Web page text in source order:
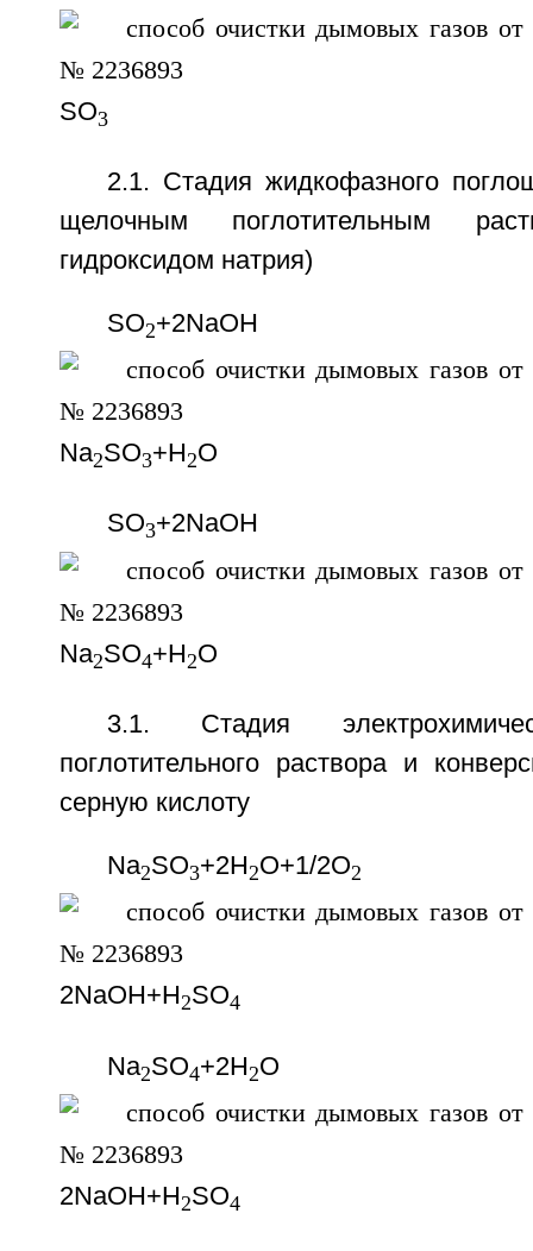
SО3
2.1. Стадия жидкофазного
щелочным поглотительным
гидроксидом натрия)
SО2+2NaOH
Nа2SО3+Н2О
SО3+2NaOH
Na2SO4+Н2O
3.1. Стадия
поглотительного раствора и
серную кислоту
Nа2SO3+2Н2O+1/2O2
2NaOH+H2SO4
Na2SO4+2Н2O
2NaOH+H2SO4